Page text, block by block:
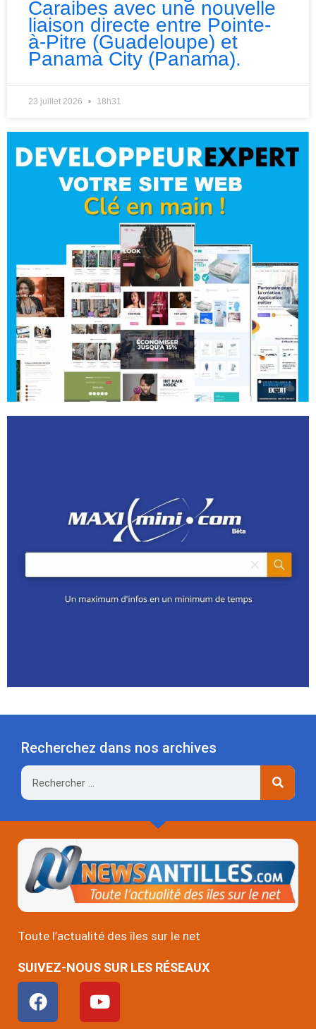
Caraibes avec une nouvelle
liaison directe entre Pointe-
à-Pitre (Guadeloupe) et
Panama City (Panama).
23 juillet 2026 18h31
Recherchez dans nos archives
Rechercher
Toute l’actualité des îles sur le net
SUIVEZ-NOUS SUR LES RÉSEAUX
F
a
Y
o